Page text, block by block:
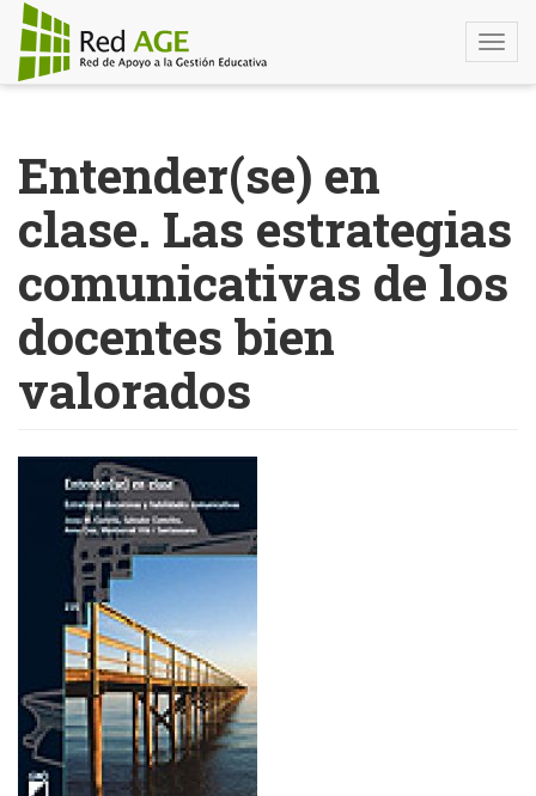
contenido
principal
Entender(se) en
clase. Las estrategias
comunicativas de los
docentes bien
valorados